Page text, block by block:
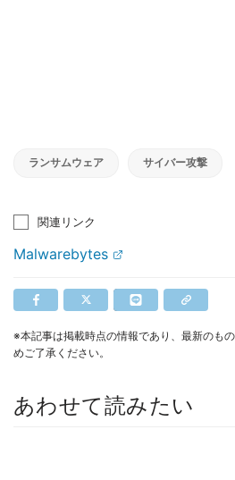
ランサムウェア サイバー攻撃
関連リンク
Malwarebytes
※本記事は掲載時点の情報であり、最新のも
めご了承ください。
あわせて読みたい